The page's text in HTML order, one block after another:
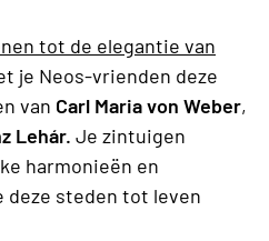
tot de elegantie van
je Neos-vrienden deze
van Carl Maria von Weber,
Lehár. Je zintuigen
harmonieën en
deze steden tot leven